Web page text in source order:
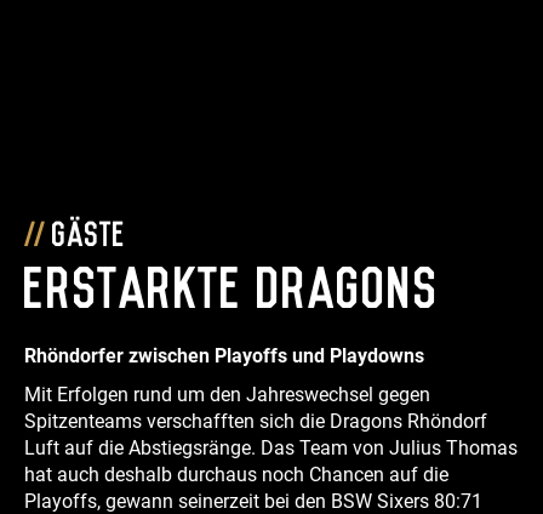
Gäste
Erstarkte Dragons
Rhöndorfer zwischen Playoffs und Playdowns
Mit Erfolgen rund um den Jahreswechsel gegen
Spitzenteams verschafften sich die Dragons Rhöndorf
Luft auf die Abstiegsränge. Das Team von Julius Thomas
hat auch deshalb durchaus noch Chancen auf die
Playoffs, gewann seinerzeit bei den BSW Sixers 80:71